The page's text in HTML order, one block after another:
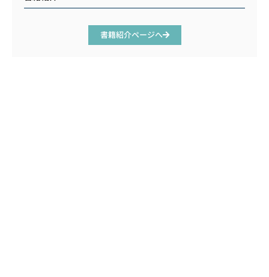
書籍紹介ページへ